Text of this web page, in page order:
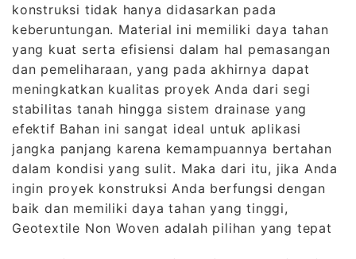
konstruksi tidak hanya didasarkan pada
keberuntungan. Material ini memiliki daya tahan
yang kuat serta efisiensi dalam hal pemasangan
dan pemeliharaan, yang pada akhirnya dapat
meningkatkan kualitas proyek Anda dari segi
stabilitas tanah hingga sistem drainase yang
efektif Bahan ini sangat ideal untuk aplikasi
jangka panjang karena kemampuannya bertahan
dalam kondisi yang sulit. Maka dari itu, jika Anda
ingin proyek konstruksi Anda berfungsi dengan
baik dan memiliki daya tahan yang tinggi,
Geotextile Non Woven adalah pilihan yang tepat